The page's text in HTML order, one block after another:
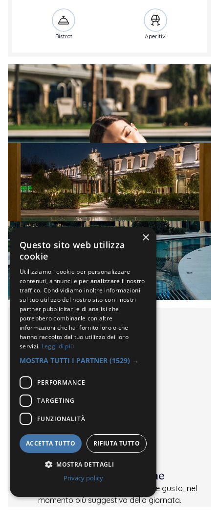
Bistrot Aperitivi
Aperitivo alle Terme
L’aperitivo in accappatoio, tra terme e gusto, nel
momento più suggestivo della giornata.
×
Questo sito web utilizza
cookie
Utilizziamo i cookie per personalizzare
contenuti, annunci e per analizzare il nostro
traffico. Condividiamo inoltre informazioni
sul tuo utilizzo del nostro sito con i nostri
partner pubblicitari e di analisi che
potrebbero combinarle con altre
informazioni che hai fornito loro o che
hanno raccolto dal tuo utilizzo dei loro
servizi. Leggi di più
MOSTRA TUTTI I PARTNER (1529) →
PERFORMANCE
TARGETING
FUNZIONALITÀ
ACCETTA TUTTO RIFIUTA TUTTO
MOSTRA DETTAGLI
Privacy policy